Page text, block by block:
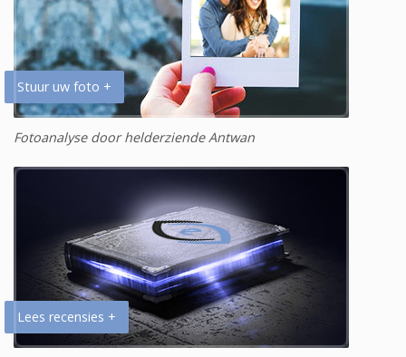
Stuur uw foto +
Fotoanalyse door helderziende Antwan
Lees recensies +